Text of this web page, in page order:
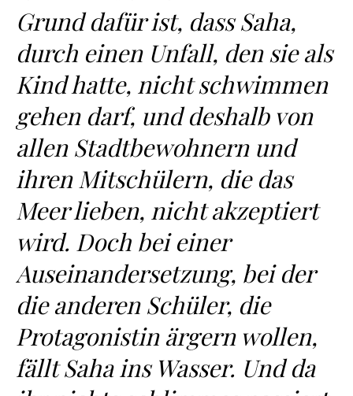
Grund dafür ist, dass Saha,
durch einen Unfall, den sie als
Kind hatte, nicht schwimmen
gehen darf, und deshalb von
allen Stadtbewohnern und
ihren Mitschülern, die das
Meer lieben, nicht akzeptiert
wird. Doch bei einer
Auseinandersetzung, bei der
die anderen Schüler, die
Protagonistin ärgern wollen,
fällt Saha ins Wasser. Und da